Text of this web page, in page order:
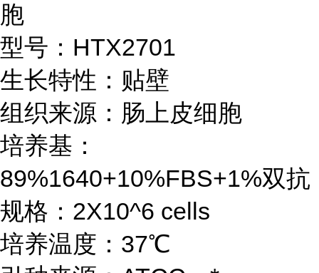
胞
型号：HTX2701
生长特性：贴壁
组织来源：肠上皮细胞
培养基：
89%1640+10%FBS+1%双抗
规格：2X10^6 cells
培养温度：37℃